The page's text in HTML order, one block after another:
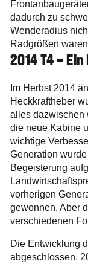
dadurch zu
Wenderadius
Radgrößen
2014 T4 –
Im Herbst 2014
Heckkraftheber
alles dazwischen
die neue Kabine
wichtige
Generation
Begeisterung
vorherigen
gewonnen. Aber
verschiedenen
Die Entwicklung
abgeschlossen.